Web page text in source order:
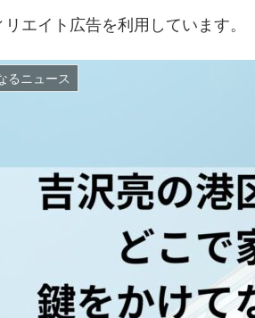
エイト広告を利用しています。
るニュース